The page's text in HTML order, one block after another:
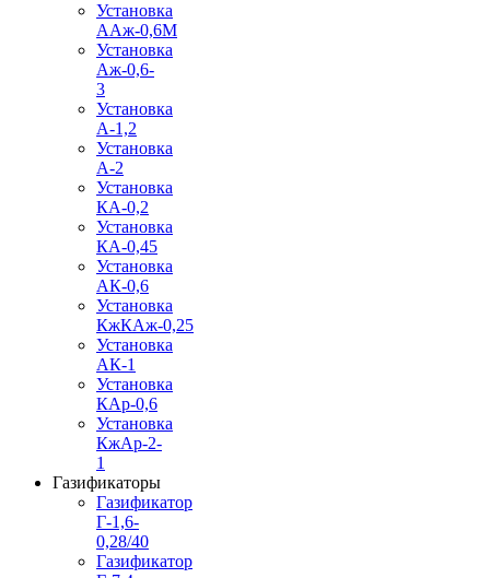
Установка
ААж-0,6М
Установка
Аж-0,6-
3
Установка
А-1,2
Установка
А-2
Установка
КА-0,2
Установка
КА-0,45
Установка
АК-0,6
Установка
КжКАж-0,25
Установка
АК-1
Установка
КАр-0,6
Установка
КжАр-2-
1
Газификаторы
Газификатор
Г-1,6-
0,28/40
Газификатор